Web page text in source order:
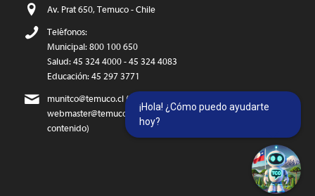
Av. Prat 650, Temuco - Chile
Teléfonos:
Municipal: 800 100 650
Salud: 45 324 4000 - 45 324 4083
Educación: 45 297 3771
munitco@temuco.cl(correo oficial)
webmaster@temuco.cl
(exclusivo para temas técnicos y de
contenido)
¡Hola! ¿Cómo puedo ayudarte
hoy?